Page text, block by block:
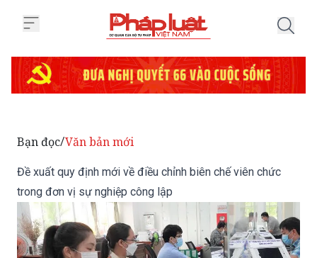
Đề xuất quy định mới về điều chỉnh biên chế viên chức